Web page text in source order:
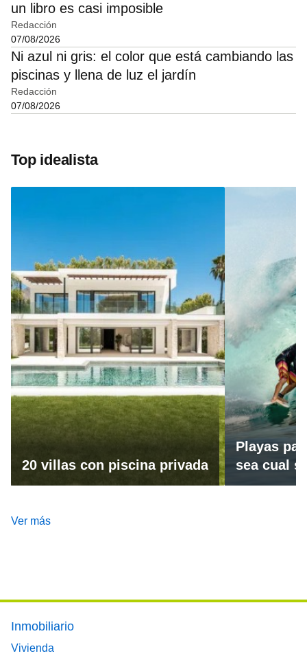
un libro es casi imposible
Redacción
07/08/2026
Ni azul ni gris: el color que está cambiando las
piscinas y llena de luz el jardín
Redacción
07/08/2026
Top idealista
20 villas con piscina privada
Playas
sea cual
Ver más
Footer main menu
Inmobiliario
Vivienda